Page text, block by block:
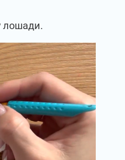
лошади.